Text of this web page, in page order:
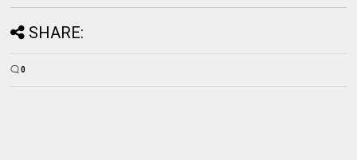
SHARE:
0